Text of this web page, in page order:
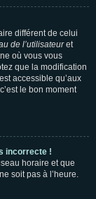
différent de celui
de l’utilisateuret
où vous vous
que la modification
accessible qu’aux
le bon moment
incorrecte !
horaire et que
soit pas à l’heure.